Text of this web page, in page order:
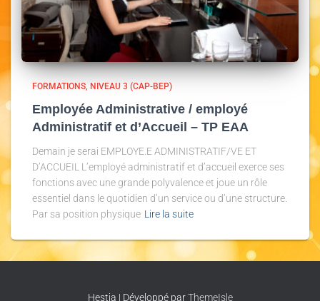
FORMATIONS NIVEAU 3 (CAP-BEP)
Employée Administrative / employé
Administratif et d’Accueil – TP EAA
Demain je serai EMPLOYE.E ADMINISTRATIF/VE ET
D’ACCUEIL L’employé administratif et d’accueil exerce ses
fonctions avec une grande polyvalence et joue un rôle
essentiel dans le quotidien d’un service ou d’une structure.
Par sa position physique Lire la suite
Hestia | Développé parThemeIsle